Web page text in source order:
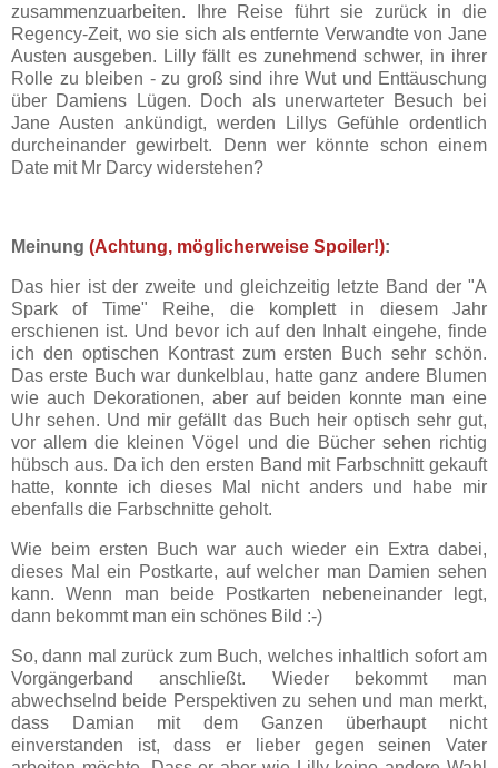
zusammenzuarbeiten. Ihre Reise führt sie zurück in die
Regency-Zeit, wo sie sich als entfernte Verwandte von Jane
Austen ausgeben. Lilly fällt es zunehmend schwer, in ihrer
Rolle zu bleiben - zu groß sind ihre Wut und Enttäuschung
über Damiens Lügen. Doch als unerwarteter Besuch bei
Jane Austen ankündigt, werden Lillys Gefühle ordentlich
durcheinander gewirbelt. Denn wer könnte schon einem
Date mit Mr Darcy widerstehen?
Meinung (Achtung, möglicherweise Spoiler!):
Das hier ist der zweite und gleichzeitig letzte Band der "A
Spark of Time" Reihe, die komplett in diesem Jahr
erschienen ist. Und bevor ich auf den Inhalt eingehe, finde
ich den optischen Kontrast zum ersten Buch sehr schön.
Das erste Buch war dunkelblau, hatte ganz andere Blumen
wie auch Dekorationen, aber auf beiden konnte man eine
Uhr sehen. Und mir gefällt das Buch heir optisch sehr gut,
vor allem die kleinen Vögel und die Bücher sehen richtig
hübsch aus. Da ich den ersten Band mit Farbschnitt gekauft
hatte, konnte ich dieses Mal nicht anders und habe mir
ebenfalls die Farbschnitte geholt.
Wie beim ersten Buch war auch wieder ein Extra dabei,
dieses Mal ein Postkarte, auf welcher man Damien sehen
kann. Wenn man beide Postkarten nebeneinander legt,
dann bekommt man ein schönes Bild :-)
So, dann mal zurück zum Buch, welches inhaltlich sofort am
Vorgängerband anschließt. Wieder bekommt man
abwechselnd beide Perspektiven zu sehen und man merkt,
dass Damian mit dem Ganzen überhaupt nicht
einverstanden ist, dass er lieber gegen seinen Vater